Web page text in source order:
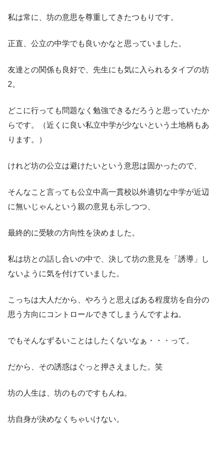
私は常に、坊の意思を尊重してきたつもりです。
正直、公立の中学でも良いかなと思っていました。
友達との関係も良好で、先生にも気に入られるタイプの坊
2。
どこに行っても問題なく勉強できるだろうと思っていたか
らです。（近くに良い私立中学が少ないという土地柄もあ
ります。）
けれど坊の公立は避けたいという意思は固かったので、
そんなこと言っても公立中高一貫校以外適切な中学が近辺
に無いじゃんという親の意見も示しつつ、
最終的に受験の方向性を決めました。
私は坊との話し合いの中で、決して坊の意見を「誘導」し
ないように気を付けていました。
こっちは大人だから、やろうと思えばある程度坊を自分の
思う方向にコントロールできてしまうんですよね。
でもそんなずるいことはしたくないなぁ・・・って。
だから、その誘惑はぐっと押さえました。笑
坊の人生は、坊のものですもんね。
坊自身が決めなくちゃいけない。